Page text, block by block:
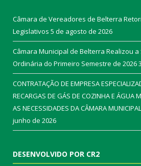
Câmara de Vereadores de Belterra
Legislativos 5 de agosto de 2026
Câmara Municipal de Belterra Realizou a
Ordinária do Primeiro Semestre de 2026
CONTRATAÇÃO DE EMPRESA
RECARGAS DE GÁS DE COZINHA E ÁGUA
AS NECESSIDADES DA CÂMARA
junho de 2026
DESENVOLVIDO POR CR2